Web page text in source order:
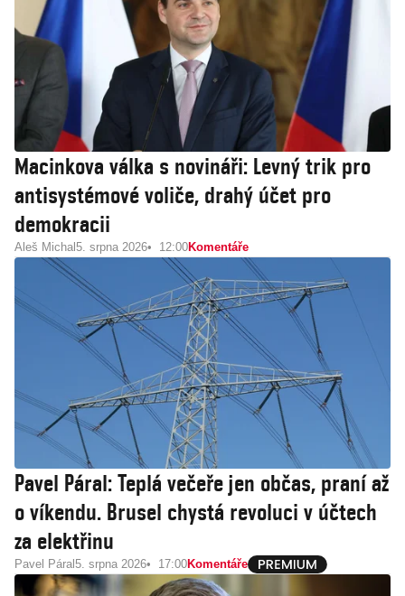
Macinkova válka s novináři: Levný trik pro
antisystémové voliče, drahý účet pro
demokracii
Aleš Michal 5. srpna 2026 12:00Komentáře
Pavel Páral: Teplá večeře jen občas, praní až
o víkendu. Brusel chystá revoluci v účtech
za elektřinu
Pavel Páral 5. srpna 2026 17:00Komentáře